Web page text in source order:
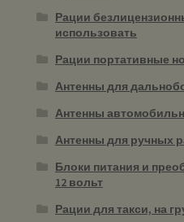
Рации
использовать
Рации портативные
Антенны для
Антенны
Антенны для ручных
Блоки питания и
12 вольт
Рации для такси, на